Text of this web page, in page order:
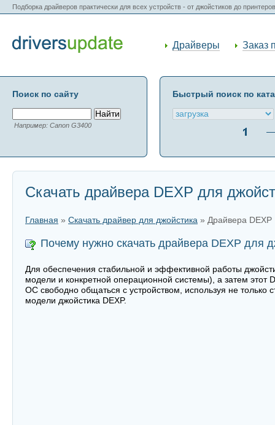
Подборка драйверов практически для всех устройств - от джойстиков до
Драйверы Заказ
Поиск по сайту
Например: Canon G3400
Быстрый поиск по
Скачать драйвера DEXP для
Главная » Скачать драйвер для джойстика » Драйвера DEXP
Почему нужно скачать драйвера DEXP для
Для обеспечения стабильной и эффективной работы
модели и конкретной операционной системы), а затем этот
ОС свободно общаться с устройством, используя не только
модели джойстика DEXP.